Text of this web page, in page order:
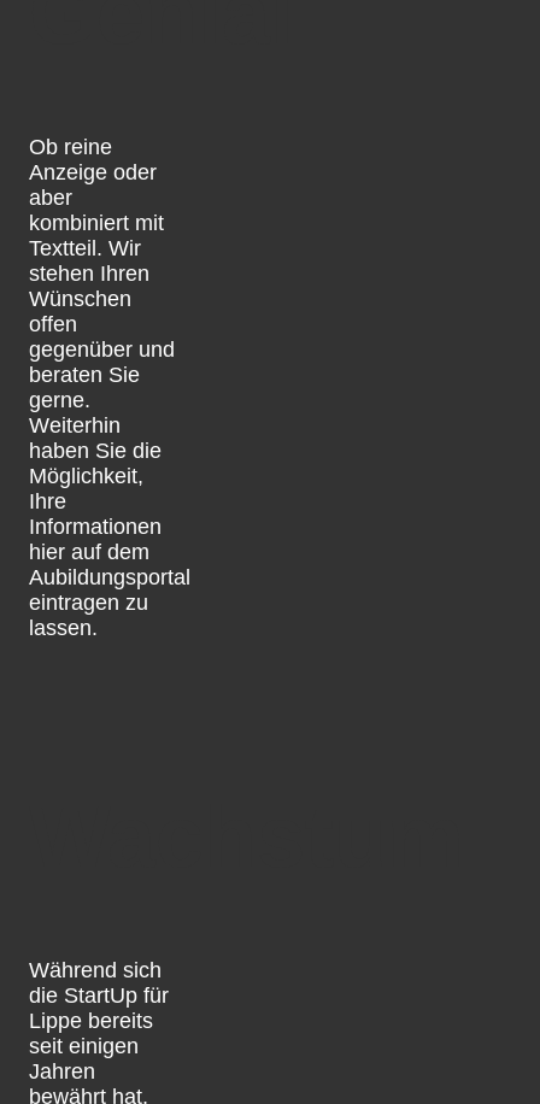
Ob reine
Anzeige oder
aber
kombiniert mit
Textteil. Wir
stehen Ihren
Wünschen
offen
gegenüber und
beraten Sie
gerne.
Weiterhin
haben Sie die
Möglichkeit,
Ihre
Informationen
hier auf dem
Aubildungsportal
eintragen zu
lassen.
Während sich
die StartUp für
Lippe bereits
seit einigen
Jahren
bewährt hat,